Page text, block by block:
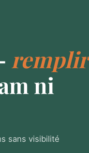
remplir
ni
sans visibilité